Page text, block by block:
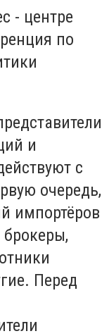
- центре
по
и
с
очередь,
импортёров
Перед